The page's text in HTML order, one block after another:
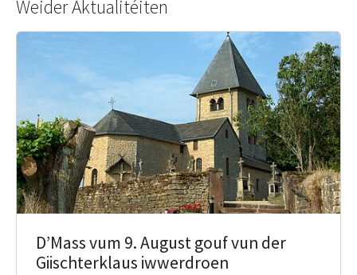
Weider Aktualitéiten
D’Mass vum 9. August gouf vun der
Giischterklaus iwwerdroen